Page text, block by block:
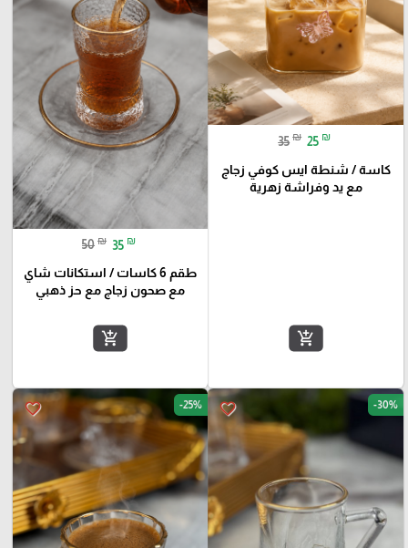
35 ₪ 25 ₪
كاسة / شنطة ايس كوفي زجاج
مع يد وفراشة زهرية
add_shopping_cart
50 ₪ 35 ₪
طقم 6 كاسات / استكانات شاي
مع صحون زجاج مع حز ذهبي
add_shopping_cart
favorite_border -30%
favorite_border -25%